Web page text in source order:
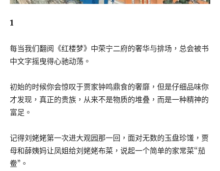
1
每当我们翻阅《红楼梦》中荣宁二府的奢华与排场，总会被书
中文字摇曳得心驰动荡。
初始的时候你会惊叹于贾家钟鸣鼎食的奢靡，但是仔细品味你
才发现，真正的贵族，从来不是物质的堆叠，而是一种精神的
富足。
记得刘姥姥第一次进大观园那一回，面对无数的玉盘珍馐，贾
母和薛姨妈让凤姐给刘姥姥布菜，说起一个简单的家常菜“茄
鲞”。